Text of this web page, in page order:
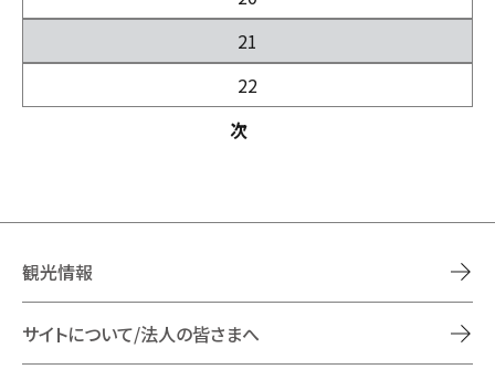
21
22
次
観光情報
サイトについて/法人の皆さまへ